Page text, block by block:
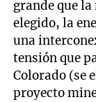
grande que
elegido, la
una
tensión que
Colorado (se
proyecto